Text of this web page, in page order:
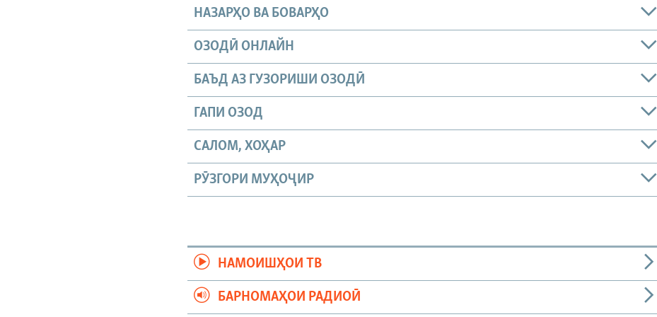
НАЗАРҲО ВА БОВАРҲО
ОЗОДӢ ОНЛАЙН
БАЪД АЗ ГУЗОРИШИ ОЗОДӢ
ГАПИ ОЗОД
САЛОМ, ХОҲАР
РӮЗГОРИ МУҲОҶИР
НАМОИШҲОИ ТВ
БАРНОМАҲОИ РАДИОӢ